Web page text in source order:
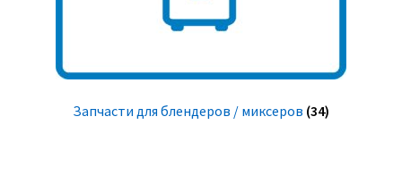
Запчасти для блендеров / миксеров (34)